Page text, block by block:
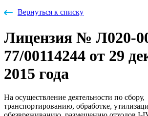
Вернуться к списку
Лицензия № Л020-
77/00114244 от 29
2015 года
На осуществление деятельности по сбору,
транспортированию, обработке,